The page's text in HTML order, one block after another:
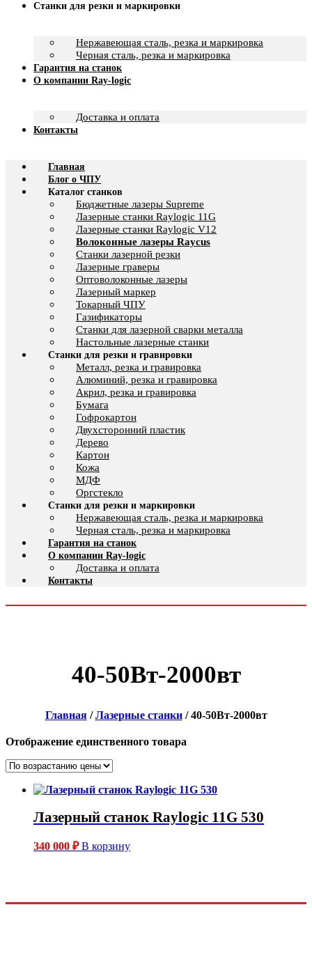
Станки для резки и маркировки
Нержавеющая сталь, резка и маркировка
Черная сталь, резка и маркировка
Гарантия на станок
О компании Ray-logic
Доставка и оплата
Контакты
Главная
Блог о ЧПУ
Каталог станков
Бюджетные лазеры Supreme
Лазерные станки Raylogic 11G
Лазерные станки Raylogic V12
Волоконные лазеры Raycus
Станки лазерной резки
Лазерные граверы
Оптоволоконные лазеры
Лазерный маркер
Токарный ЧПУ
Газификаторы
Cтанки для лазерной сварки металла
Настольные лазерные станки
Станки для резки и гравировки
Металл, резка и гравировка
Алюминий, резка и гравировка
Акрил, резка и гравировка
Бумага
Гофрокартон
Двухсторонний пластик
Дерево
Картон
Кожа
МДФ
Оргстекло
Станки для резки и маркировки
Нержавеющая сталь, резка и маркировка
Черная сталь, резка и маркировка
Гарантия на станок
О компании Ray-logic
Доставка и оплата
Контакты
40-50Вт-2000вт
Главная/Лазерные станки/ 40-50Вт-2000вт
Отображение единственного товара
Лазерный станок Raylogic 11G 530
340 000 ₽ В корзину